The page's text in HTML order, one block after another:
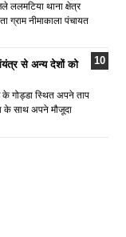
ललमटिया थाना क्षेत्र
ग्राम नीमाकाला पंचायत
से अन्य देशों को
के गोड्डा स्थित अपने ताप
के साथ अपने मौजूदा